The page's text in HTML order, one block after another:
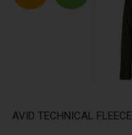
AVID TECHNICAL FLEECE